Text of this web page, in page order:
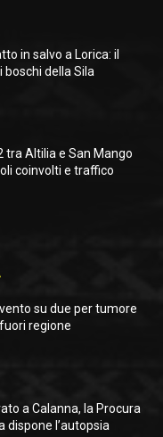
in salvo a Lorica: il
della Sila
tra Altilia e San Mango
coinvolti e traffico
su due per tumore
regione
a Calanna, la Procura
dispone l’autopsia